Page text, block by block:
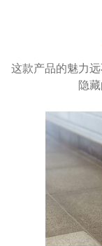
这款产品的魅力
隐